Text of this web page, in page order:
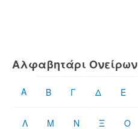
Αλφαβητάρι Ονείρων
Α Β Γ Δ Ε
Λ Μ Ν Ξ Ο